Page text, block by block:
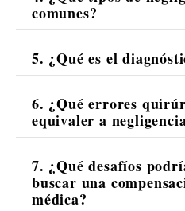
comunes?
5. ¿Qué es el
6. ¿Qué errores
equivaler a
7. ¿Qué desafíos
buscar una
médica?